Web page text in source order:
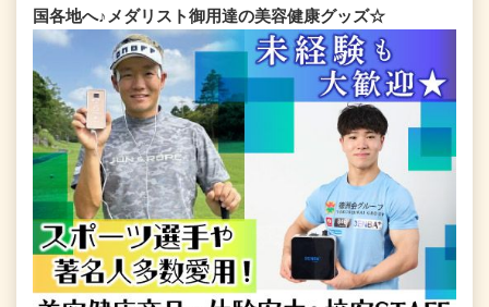
国各地へ♪メダリスト御用達の美容健康グッズ☆